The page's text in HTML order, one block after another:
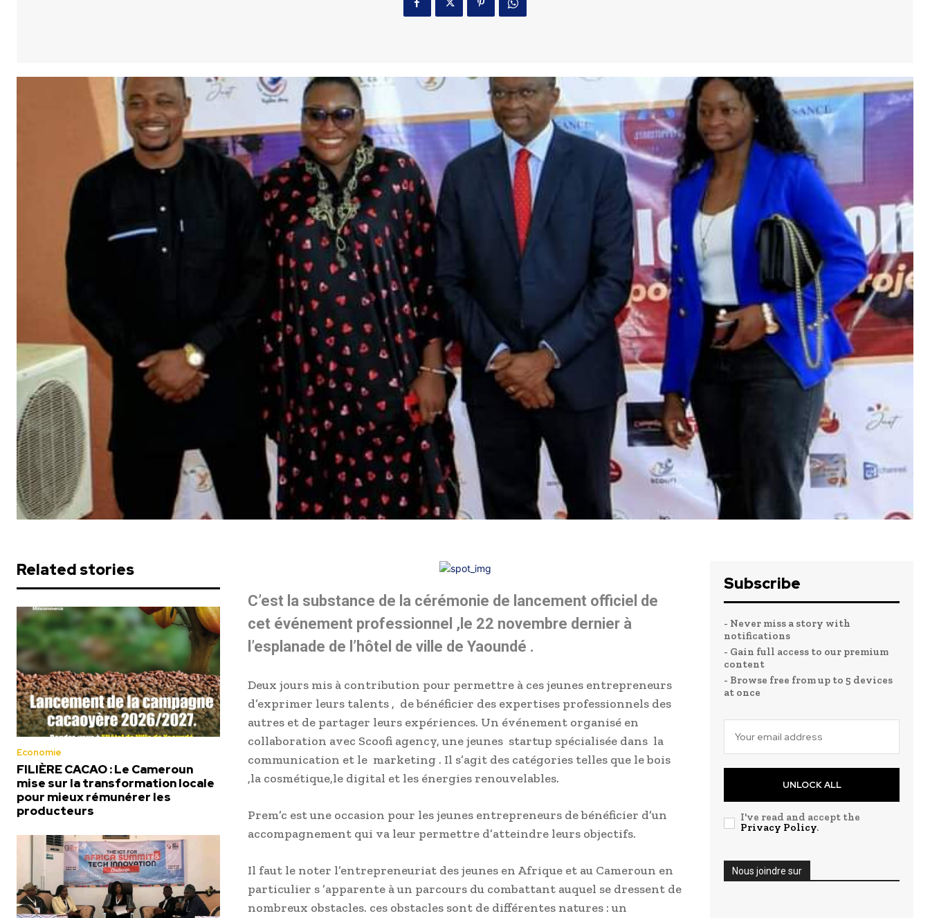
Related stories
Economie
FILIÈRE CACAO : Le Cameroun
mise sur la transformation locale
pour mieux rémunérer les
producteurs
C’est la substance de la cérémonie de lancement officiel de
cet événement professionnel ,le 22 novembre dernier à
l’esplanade de l’hôtel de ville de Yaoundé .
Deux jours mis à contribution pour permettre à ces jeunes entrepreneurs
d’exprimer leurs talents , de bénéficier des expertises professionnels des
autres et de partager leurs expériences. Un événement organisé en
collaboration avec Scoofi agency, une jeunes startup spécialisée dans la
communication et le marketing . Il s’agit des catégories telles que le bois
,la cosmétique,le digital et les énergies renouvelables.
Prem’c est une occasion pour les jeunes entrepreneurs de bénéficier d’un
accompagnement qui va leur permettre d’atteindre leurs objectifs.
Il faut le noter l’entrepreneuriat des jeunes en Afrique et au Cameroun en
particulier s ’apparente à un parcours du combattant auquel se dressent de
nombreux obstacles. ces obstacles sont de différentes natures : un
Subscribe
- Never miss a story with
notifications
- Gain full access to our premium
content
- Browse free from up to 5 devices
at once
UNLOCK ALL
I've read and accept the
Privacy Policy.
Nous joindre sur